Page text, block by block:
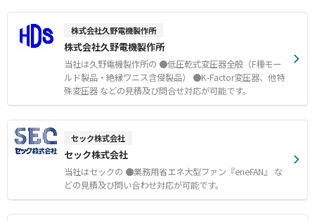
株式会社久野電機製作所
株式会社久野電機製作所
当社は久野電機製作所の ●低圧乾式変圧器全般（F種モー
ルド製品・絶縁ワニス含侵製品） ●K-Factor変圧器、他特
殊変圧器 などの見積及び問合せ対応が可能です。
セック株式会社
セック株式会社
当社はセックの ●業務用省エネ大型ファン『eneFAN』 な
どの見積及び問い合わせ対応が可能です。